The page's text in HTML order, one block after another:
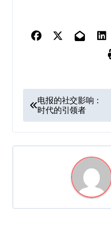
P
o
s
a
电报的社交影响：
时代的引领者